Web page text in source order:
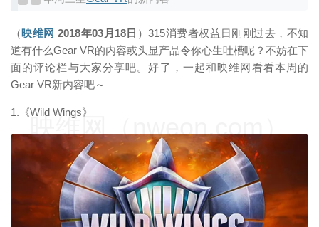
（映维网 2018年03月18日 ）315消费者权益日刚刚过去，不知
道有什么Gear VR的内容或头显产品令你心生吐槽呢？不妨在下
面的评论栏与大家分享吧。好了，一起和映维网看看本周的
Gear VR新内容吧～
1.《Wild Wings》
映维网（nweon.com）